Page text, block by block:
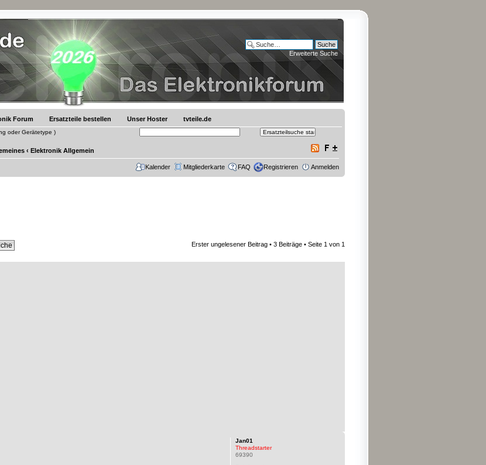
Erweiterte Suche
Forum Ersatzteile bestellen Unser Hoster tvteile.de
oder Gerätetype )
‹ Elektronik Allgemein
Kalender Mitgliederkarte FAQ Registrieren Anmelden
Erster ungelesener Beitrag • 3 Beiträge • Seite 1 von 1
Jan01
Threadstarter
69390